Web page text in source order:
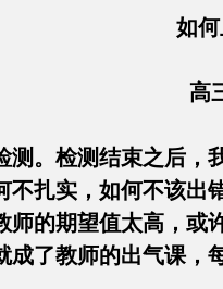
如
高
测。检测结束之后，
不扎实，如何不该
师的期望值太高，或
成了教师的出气课